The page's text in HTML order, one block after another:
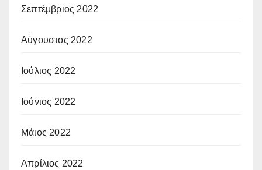
Σεπτέμβριος 2022
Αύγουστος 2022
Ιούλιος 2022
Ιούνιος 2022
Μάιος 2022
Απρίλιος 2022